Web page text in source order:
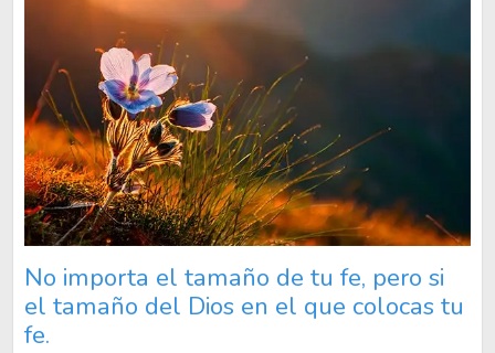
No importa el tamaño de tu fe, pero si
el tamaño del Dios en el que colocas tu
fe.